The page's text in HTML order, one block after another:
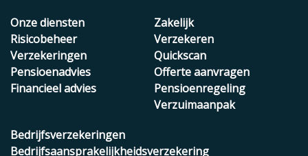
Onze diensten
Risicobeheer
Verzekeringen
Pensioenadvies
Financieel advies
Zakelijk
Verzekeren
Quickscan
Offerte aanvragen
Pensioenregeling
Verzuimaanpak
Bedrijfsverzekeringen
Bedrijfsaansprakelijkheidsverzekering